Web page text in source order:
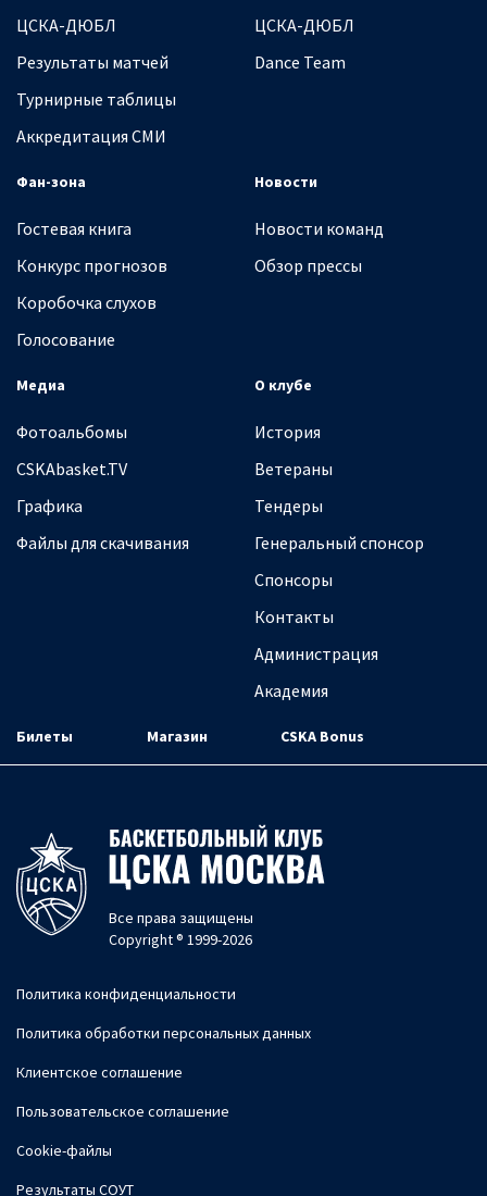
ЦСКА-ДЮБЛ
Результаты матчей
Турнирные таблицы
Аккредитация СМИ
ЦСКА-ДЮБЛ
Dance Team
Фан-зона
Гостевая книга
Конкурс прогнозов
Коробочка слухов
Голосование
Новости
Новости команд
Обзор прессы
Медиа
Фотоальбомы
CSKAbasket.TV
Графика
Файлы для скачивания
О клубе
История
Ветераны
Тендеры
Генеральный спонсор
Спонсоры
Контакты
Администрация
Академия
Билеты Магазин CSKA Bonus
Все права защищены
Copyright ® 1999-2026
Политика конфиденциальности
Политика обработки персональных данных
Клиентское соглашение
Пользовательское соглашение
Cookie-файлы
Результаты СОУТ